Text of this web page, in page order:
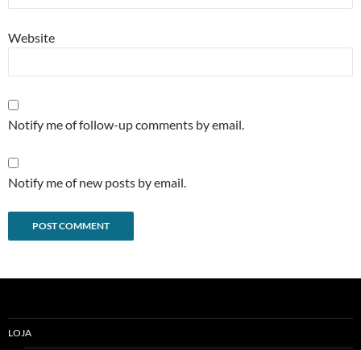
Website
Notify me of follow-up comments by email.
Notify me of new posts by email.
LOJA